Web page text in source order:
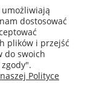
dostosować
plików i przejść
do swoich
Polityce